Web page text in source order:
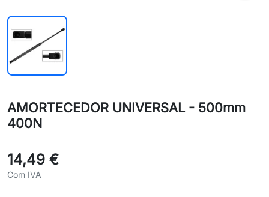
AMORTECEDOR UNIVERSAL - 500mm
400N
14,49 €
Com IVA